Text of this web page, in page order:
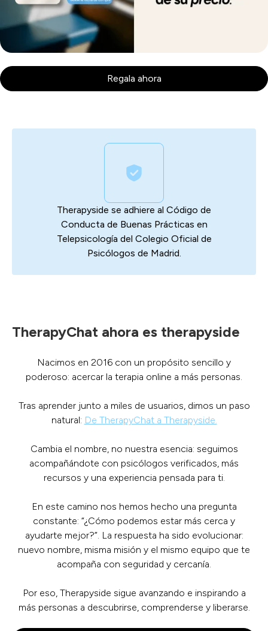
Regala ahora
Therapyside se adhiere al Código de
Conducta de Buenas Prácticas en
Telepsicología del Colegio Oficial de
Psicólogos de Madrid.
TherapyChat ahora es therapyside
Nacimos en 2016 con un propósito sencillo y
poderoso: acercar la terapia online a más personas.
Tras aprender junto a miles de usuarios, dimos un paso
natural: De TherapyChat a Therapyside.
Cambia el nombre, no nuestra esencia: seguimos
acompañándote con psicólogos verificados, más
recursos y una experiencia pensada para ti.
En este camino nos hemos hecho una pregunta
constante: “¿Cómo podemos estar más cerca y
ayudarte mejor?”. La respuesta ha sido evolucionar:
nuevo nombre, misma misión y el mismo equipo que te
acompaña con seguridad y cercanía.
Por eso, Therapyside sigue avanzando e inspirando a
más personas a descubrirse, comprenderse y liberarse.